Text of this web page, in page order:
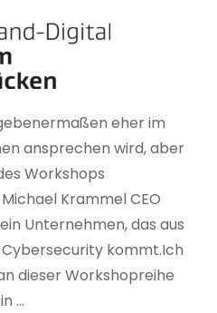
in
Deutschland
eher im
ansprechen wird, aber
Workshops
Krammel CEO
Unternehmen, das aus
kommt.Ich
dieser Workshopreihe
…